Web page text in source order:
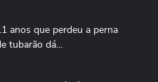
anos que perdeu a perna
tubarão dá...